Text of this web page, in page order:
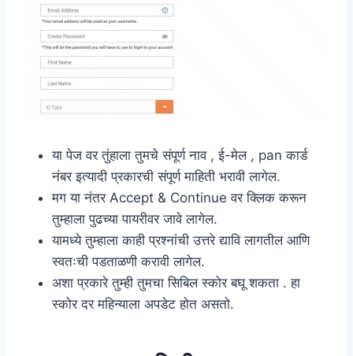
या पेज वर तुंहाला तुमचे संपूर्ण नाव , ई-मेल , pan कार्ड
नंबर इत्यादी प्रकारची संपूर्ण माहिती भरावी लागेल.
मग या नंतर Accept & Continue वर क्लिक करून
तुम्हाला पुढच्या पायरीवर जावे लागेल.
यामध्ये तुम्हाला काही प्रश्नांची उत्तरे द्यावि लागतील आणि
स्वतःची पडताळणी करावी लागेल.
अशा प्रकारे तुम्ही तुमचा सिबिल स्कोर बघू शकता . हा
स्कोर दर महिन्याला अपडेट होत असतो.